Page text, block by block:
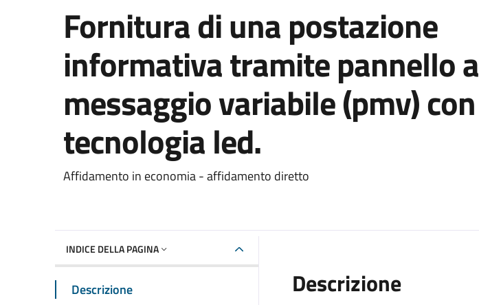
Fornitura di una postazione
informativa tramite pannello a
messaggio variabile (pmv) con
tecnologia led.
Dettaglio del documento
Affidamento in economia - affidamento diretto
INDICE DELLA PAGINA
Descrizione
Descrizione